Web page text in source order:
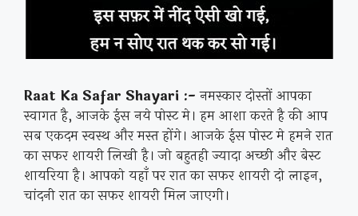
Raat Ka Safar Shayari :-नमस्कार दोस्तों आपका
स्वागत है, आजके ईस नये पोस्ट मे। हम आशा करते है की आप
सब एकदम स्वस्थ और मस्त होंगे। आजके ईस पोस्ट मे हमने रात
का सफर शायरी लिखी है। जो बहुतही ज्यादा अच्छी और बेस्ट
शायरिया है। आपको यहाँ पर रात का सफर शायरी दो लाइन,
चांदनी रात का सफर शायरी मिल जाएगी।